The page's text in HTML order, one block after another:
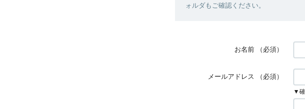
ォルダもご確認ください。
お名前 （必須）
メールアドレス （必須）
▼確